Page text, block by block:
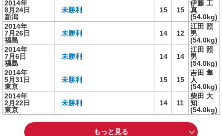
2014年
8月24日
新潟
未勝利 15 15
伊藤 工
真
(54.0kg)
2014年
7月26日
福島
未勝利 14 12
江田 照
男
(54.0kg)
2014年
7月6日
福島
未勝利 14 14
江田 照
男
(54.0kg)
2014年
5月31日
東京
未勝利 15 15
吉田 隼
人
(54.0kg)
2014年
2月22日
東京
未勝利 14 11
柴田 大
知
(54.0kg)
もっと見る